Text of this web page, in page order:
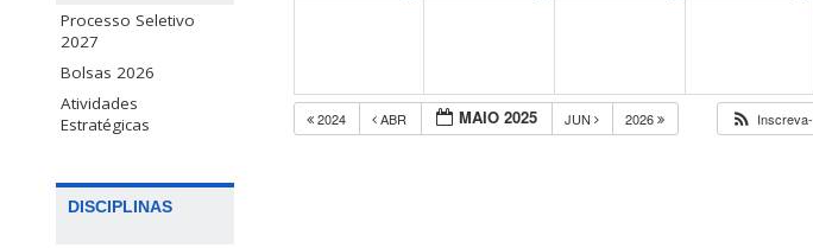
Processo Seletivo
2027
Bolsas 2026
Atividades
Estratégicas
DISCIPLINAS
2024 ABR MAIO 2025 JUN 2026